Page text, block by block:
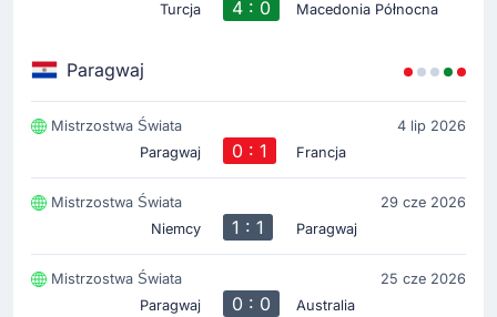
Turcja
4 : 0 Macedonia Północna
Paragwaj
Mistrzostwa Świata
4 lip 2026
Paragwaj
0 : 1 Francja
Mistrzostwa Świata
29 cze 2026
Niemcy
1 : 1 Paragwaj
Mistrzostwa Świata
25 cze 2026
Paragwaj
0 : 0 Australia